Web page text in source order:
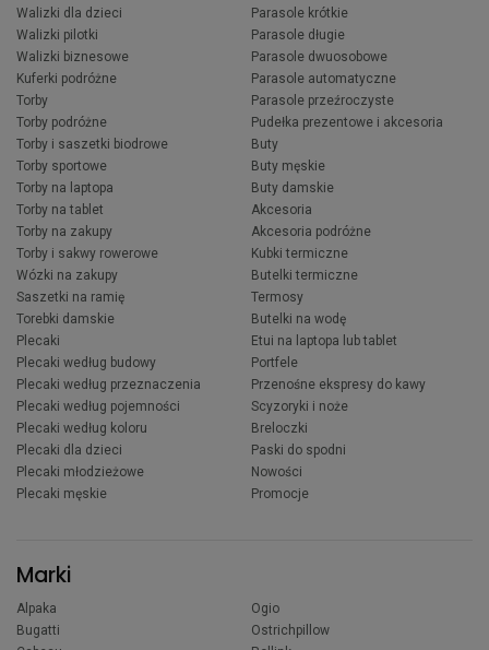
Walizki dla dzieci
Walizki pilotki
Walizki biznesowe
Kuferki podróżne
Torby
Torby podróżne
Torby i saszetki biodrowe
Torby sportowe
Torby na laptopa
Torby na tablet
Torby na zakupy
Torby i sakwy rowerowe
Wózki na zakupy
Saszetki na ramię
Torebki damskie
Plecaki
Plecaki według budowy
Plecaki według przeznaczenia
Plecaki według pojemności
Plecaki według koloru
Plecaki dla dzieci
Plecaki młodzieżowe
Plecaki męskie
Parasole krótkie
Parasole długie
Parasole dwuosobowe
Parasole automatyczne
Parasole przeźroczyste
Pudełka prezentowe i akcesoria
Buty
Buty męskie
Buty damskie
Akcesoria
Akcesoria podróżne
Kubki termiczne
Butelki termiczne
Termosy
Butelki na wodę
Etui na laptopa lub tablet
Portfele
Przenośne ekspresy do kawy
Scyzoryki i noże
Breloczki
Paski do spodni
Nowości
Promocje
Marki
Alpaka
Bugatti
Ogio
Ostrichpillow